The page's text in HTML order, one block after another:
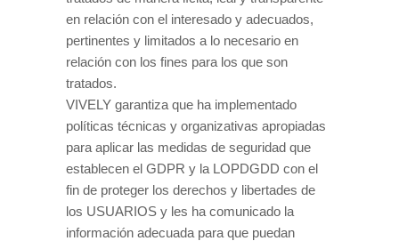
en relación con el interesado y adecuados,
pertinentes y limitados a lo necesario en
relación con los fines para los que son
tratados.
VIVELY garantiza que ha implementado
políticas técnicas y organizativas apropiadas
para aplicar las medidas de seguridad que
establecen el GDPR y la LOPDGDD con el
fin de proteger los derechos y libertades de
los USUARIOS y les ha comunicado la
información adecuada para que puedan